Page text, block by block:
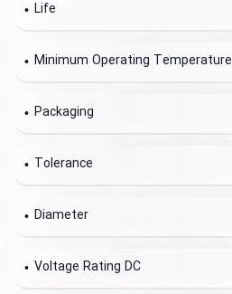
Life
Minimum Operating Temperature
Packaging
Tolerance
Diameter
Voltage Rating DC